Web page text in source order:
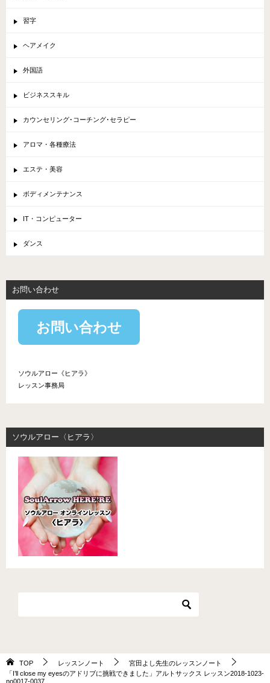
習字
ヘアメイク
外国語
ビジネススキル
カウンセリング･コーチング･セラピー
アロマ・各種療法
エステ・美容
ボディメンテナンス
IT・コンピューター
ダンス
お問い合わせ
お問い合わせ
ソウルアロー《ヒアラ》
レッスン事務局
ソウルアロー〈ヒアラ〉
TOP レッスンノート
宮田よし先生のレッスンノート
「I’ll close my eyesのアドリブに挑戦できました」アルトサックス レッスン2018-1023-
no0017-0037